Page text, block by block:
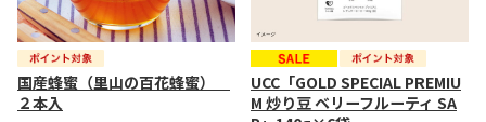
国産蜂蜜（里山の百花蜂蜜）
２本入
UCC「GOLD SPECIAL PREMIU
M 炒り豆 ベリーフルーティ SA